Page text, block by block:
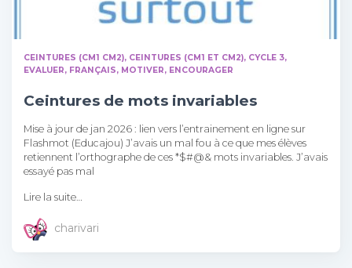
CEINTURES (CM1 CM2) CEINTURES (CM1 ET CM2) CYCLE 3
EVALUER
FRANÇAIS MOTIVER, ENCOURAGER
Ceintures de mots invariables
Mise à jour de jan 2026 : lien vers l’entrainement en ligne sur
Flashmot (Educajou) J’avais un mal fou à ce que mes élèves
retiennent l’orthographe de ces *$#@& mots invariables. J’avais
essayé pas mal
Lire la suite…
charivari